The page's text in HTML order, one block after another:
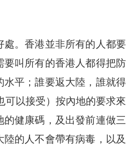
處。香港並非所有的人都要
要叫所有的香港人都得把防
水平；誰要返大陸，誰就得
可以接受）按內地的要求來
的健康碼，及出發前連做三
陸的人不會帶有病毒，以及